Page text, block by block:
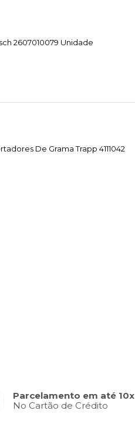
2607010079 Unidade
De Grama Trapp 4111042
Parcelamento em até 10x
No Cartão de Crédito